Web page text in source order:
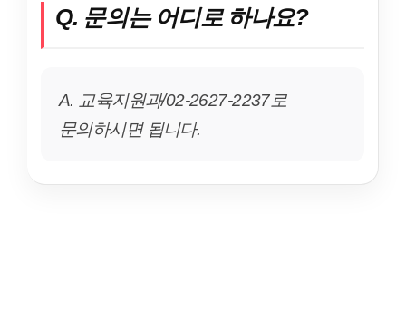
Q. 문의는 어디로 하나요?
A. 교육지원과/02-2627-2237로
문의하시면 됩니다.